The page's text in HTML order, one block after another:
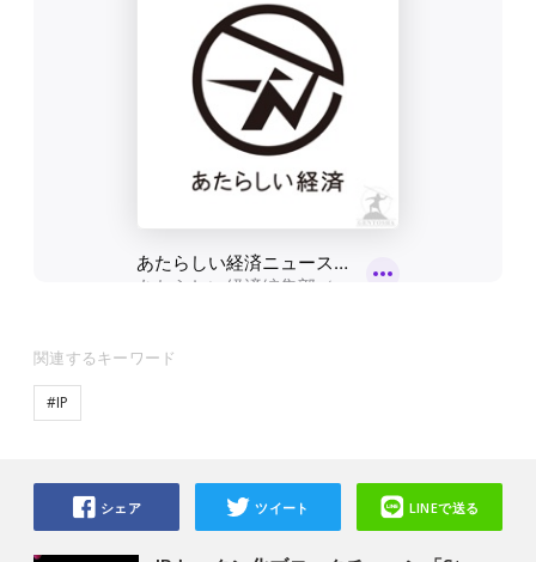
関連するキーワード
#IP
シェア ツイート LINEで送る